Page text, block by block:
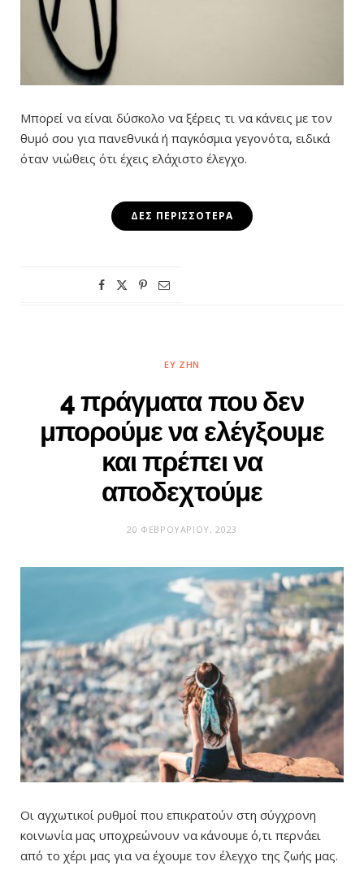
Μπορεί να είναι δύσκολο να ξέρεις τι να κάνεις με τον
θυμό σου για πανεθνικά ή παγκόσμια γεγονότα, ειδικά
όταν νιώθεις ότι έχεις ελάχιστο έλεγχο.
ΔΕΣ ΠΕΡΙΣΣΌΤΕΡΑ
ΕΥ ΖΗΝ
4 πράγματα που δεν
μπορούμε να ελέγξουμε
και πρέπει να
αποδεχτούμε
20 ΦΕΒΡΟΥΑΡΊΟΥ, 2023
Οι αγχωτικοί ρυθμοί που επικρατούν στη σύγχρονη
κοινωνία μας υποχρεώνουν να κάνουμε ό,τι περνάει
από το χέρι μας για να έχουμε τον έλεγχο της ζωής μας.